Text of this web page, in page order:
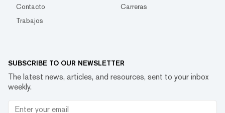
Contacto
Carreras
Trabajos
SUBSCRIBE TO OUR NEWSLETTER
The latest news, articles, and resources, sent to your inbox
weekly.